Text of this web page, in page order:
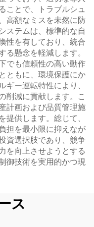
ことで、トラブルシュ
高額なミスを未然に防
ステムは、標準的な自
性を有しており、統合
る懸念を軽減します。
でも信頼性の高い動作
ともに、環境保護にか
ギー運転特性により、
削減に貢献します。こ
計画および品質管理施
提供します。総じて、
担を最小限に抑えなが
資選択肢であり、競争
を向上させようとする
御技術を実用的かつ現
ス